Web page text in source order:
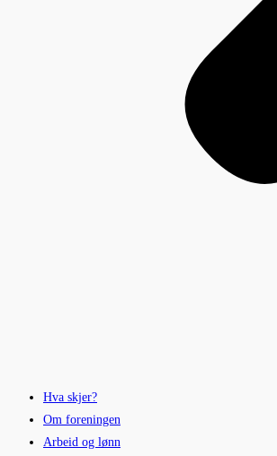
Hva skjer?
Om foreningen
Arbeid og lønn